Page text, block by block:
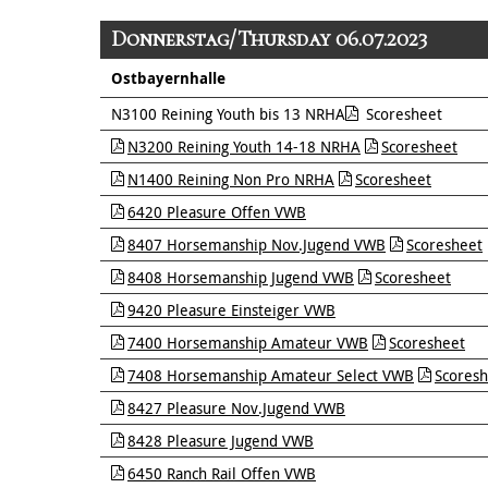
Donnerstag/Thursday 06.07.2023
Ostbayernhalle
N3100 Reining Youth bis 13 NRHA
Scoresheet
N3200 Reining Youth 14-18 NRHA
Scoresheet
N1400 Reining Non Pro NRHA
Scoresheet
6420 Pleasure Offen VWB
8407 Horsemanship Nov.Jugend VWB
Scoresheet
8408 Horsemanship Jugend VWB
Scoresheet
9420 Pleasure Einsteiger VWB
7400 Horsemanship Amateur VWB
Scoresheet
7408 Horsemanship Amateur Select VWB
8427 Pleasure Nov.Jugend VWB
8428 Pleasure Jugend VWB
6450 Ranch Rail Offen VWB